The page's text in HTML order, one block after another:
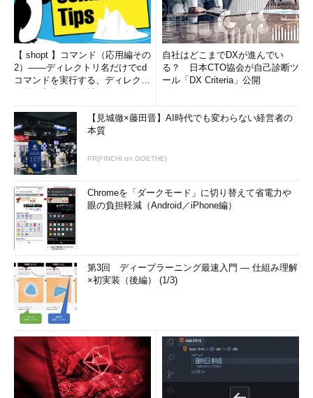
【 shopt 】コマンド（応用編その
2）――ディレクトリ名だけでcd
コマンドを実行する、ディレクト
自社はどこまでDXが進んでい
る？ 日本CTO協会が自己診断ツ
ール「DX Criteria」公開
【見城徹×藤田晋】AI時代でも変わらない経営者の
本質
PR(FINCHI on GOETHE)
Chromeを「ダークモード」に切り替えて省電力や
眼の負担軽減（Android／iPhone編）
第3回 ディープラーニング最速入門 ― 仕組み理解
×初実装（後編） (1/3)